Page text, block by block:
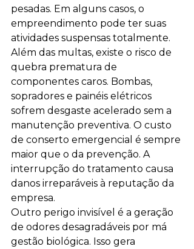
pesadas. Em alguns casos, o
empreendimento pode ter suas
atividades suspensas totalmente.
Além das multas, existe o risco de
quebra prematura de
componentes caros. Bombas,
sopradores e painéis elétricos
sofrem desgaste acelerado sem a
manutenção preventiva. O custo
de conserto emergencial é sempre
maior que o da prevenção. A
interrupção do tratamento causa
danos irreparáveis à reputação da
empresa.
Outro perigo invisível é a geração
de odores desagradáveis por má
gestão biológica. Isso gera